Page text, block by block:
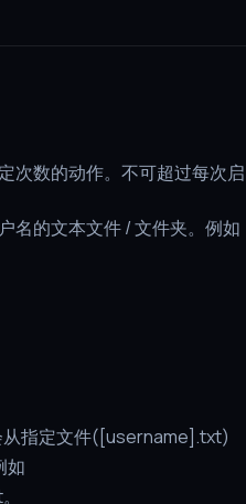
次数的动作。不可超过每次启
名的文本文件 / 文件夹。例如
从指定文件([username].txt)
如